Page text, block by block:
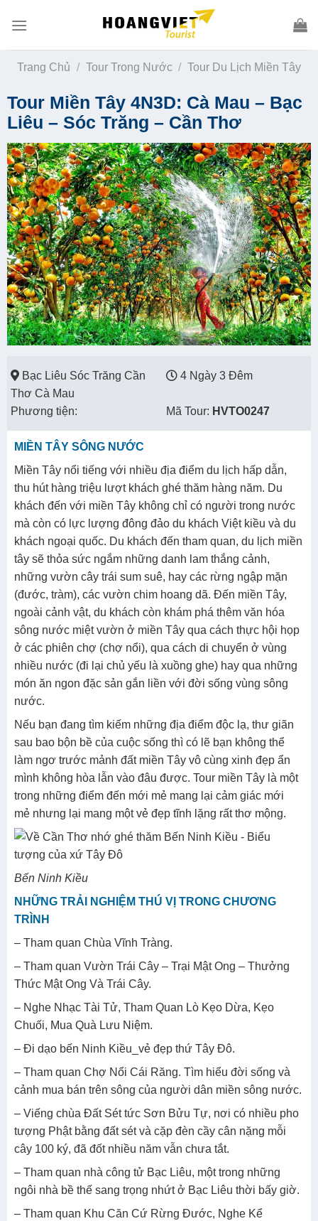
Trang Chủ / Tour Trong Nước / Tour Du Lịch Miền Tây
Tour Miền Tây 4N3D: Cà Mau – Bạc
Liêu – Sóc Trăng – Cần Thơ
Bạc Liêu Sóc Trăng Cần
Thơ Cà Mau
4 Ngày 3 Đêm
Phương tiện: Mã Tour: HVTO0247
MIỀN TÂY SÔNG NƯỚC
Miền Tây nổi tiếng với nhiều địa điểm du lịch hấp dẫn,
thu hút hàng triệu lượt khách ghé thăm hàng năm. Du
khách đến với miền Tây không chỉ có người trong nước
mà còn có lực lượng đông đảo du khách Việt kiều và du
khách ngoại quốc. Du khách đến tham quan, du lịch miền
tây sẽ thỏa sức ngắm những danh lam thắng cảnh,
những vườn cây trái sum suê, hay các rừng ngập mặn
(đước, tràm), các vườn chim hoang dã. Đến miền Tây,
ngoài cảnh vật, du khách còn khám phá thêm văn hóa
sông nước miệt vườn ở miền Tây qua cách thực hội họp
ở các phiên chợ (chợ nổi), qua cách di chuyển ở vùng
nhiều nước (đi lại chủ yếu là xuồng ghe) hay qua những
món ăn ngon đặc sản gắn liền với đời sống vùng sông
nước.
Nếu bạn đang tìm kiếm những địa điểm độc lạ, thư giãn
sau bao bộn bề của cuộc sống thì có lẽ bạn không thể
làm ngơ trước mảnh đất miền Tây vô cùng xinh đẹp ẩn
mình không hòa lẫn vào đâu được. Tour miền Tây là một
trong những điểm đến mới mẻ mang lại cảm giác mới
mẻ nhưng lại mang một vẻ đẹp tĩnh lặng rất thơ mộng.
Bến Ninh Kiều
NHỮNG TRẢI NGHIỆM THÚ VỊ TRONG CHƯƠNG
TRÌNH
– Tham quan Chùa Vĩnh Tràng.
– Tham quan Vườn Trái Cây – Trại Mật Ong – Thưởng
Thức Mật Ong Và Trái Cây.
– Nghe Nhạc Tài Tử, Tham Quan Lò Kẹo Dừa, Kẹo
Chuối, Mua Quà Lưu Niệm.
– Đi dạo bến Ninh Kiều_vẻ đẹp thứ Tây Đô.
– Tham quan Chợ Nổi Cái Răng. Tìm hiểu đời sống và
cảnh mua bán trên sông của người dân miền sông nước.
– Viếng chùa Đất Sét tức Sơn Bửu Tự, nơi có nhiều pho
tượng Phật bằng đất sét và cặp đèn cầy cân nặng mỗi
cây 100 ký, đã đốt nhiều năm vẫn chưa tắt.
– Tham quan nhà công tử Bạc Liêu, một trong những
ngôi nhà bề thế sang trọng nhứt ở Bạc Liêu thời bấy giờ.
– Tham quan Khu Căn Cứ Rừng Đước, Nghe Kể